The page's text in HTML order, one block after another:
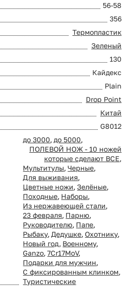
56-58
356
Термопластик
Зеленый
130
Кайдекс
Plain
Drop Point
Китай
G8012
до 3000, до 5000,
ПОЛЕВОЙ НОЖ - 10 ножей
которые сделают ВСЕ,
Мультитулы, Черные,
Для выживания,
Цветные ножи, Зелёные,
Походные, Наборы,
Из нержавеющей стали,
23 февраля, Парню,
Руководителю, Папе,
Рыбаку, Дедушке, Охотнику,
Новый год, Военному,
Ganzo, 7Cr17MoV,
Подарки для мужчин,
С фиксированным клинком,
Туристические